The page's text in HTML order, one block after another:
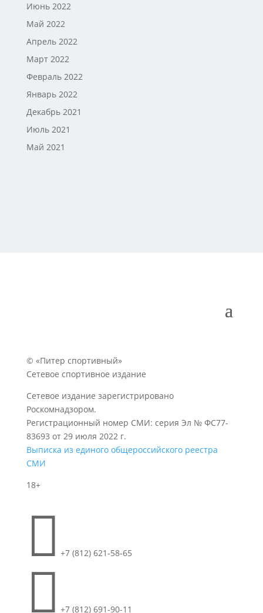
Июнь 2022
Май 2022
Апрель 2022
Март 2022
Февраль 2022
Январь 2022
Декабрь 2021
Июль 2021
Май 2021
© «Питер спортивный»
Сетевое спортивное издание
Сетевое издание зарегистрировано
Роскомнадзором.
Регистрационный номер СМИ: серия Эл № ФС77-
83693 от 29 июля 2022 г.
Выписка из единого общероссийского реестра
СМИ
18+
 +7 (812) 621-58-65
 +7 (812) 691-90-11